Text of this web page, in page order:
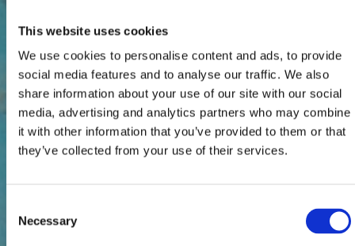
This website uses cookies
We use cookies to personalise content and ads, to provide
social media features and to analyse our traffic. We also
share information about your use of our site with our social
media, advertising and analytics partners who may combine
it with other information that you’ve provided to them or that
they’ve collected from your use of their services.
Selection
Necessary